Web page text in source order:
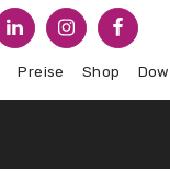
Preise Shop